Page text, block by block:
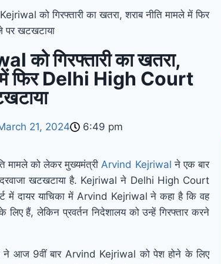
Manesar
हुड्डा को
झटका, अब
कोर्ट में होगी
के किसानों को
राहत, CM
के लिए बिजली
will get
को गिरफ्तारी का खतरा, शराब नीति मामले में फिर
पर खटखटाया
गिरफ्तारी का खतरा,
में फिर Delhi High Court
21, 2024 6:49 pm
मामले को लेकर मुख्यमंत्री Arvind Kejriwal ने एक बार
खटखटाया है. Kejriwal ने Delhi High Court
में दायर याचिका में Arvind Kejriwal ने कहा है कि वह
हैं, लेकिन प्रवर्तन निदेशालय को उन्हें गिरफ्तार करने
ने आज 9वीं बार Arvind Kejriwal को पेश होने के लिए